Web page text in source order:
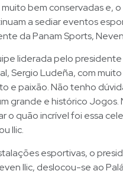
bem conservadas e, o
a sediar eventos
da Panam Sports, Neven
liderada pelo
Sergio Ludeña, com muito
e paixão. Não tenho
grande e histórico Jogos.
o quão incrível foi essa
Ilic.
esportivas, o
Ilic, deslocou-se ao